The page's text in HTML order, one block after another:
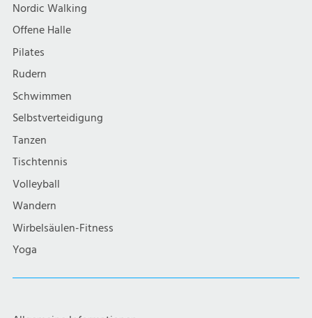
Nordic Walking
Offene Halle
Pilates
Rudern
Schwimmen
Selbstverteidigung
Tanzen
Tischtennis
Volleyball
Wandern
Wirbelsäulen-Fitness
Yoga